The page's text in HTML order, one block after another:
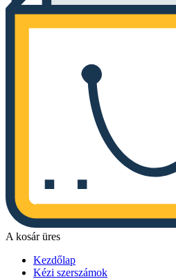
A kosár üres
Kezdőlap
Kézi szerszámok